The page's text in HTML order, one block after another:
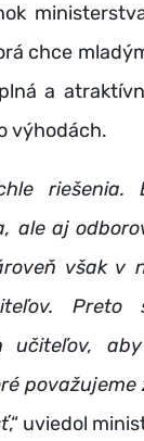
chce
a
výhodách.
riešenia.
ale aj
však v
Preto
učiteľov,
,“ uviedol